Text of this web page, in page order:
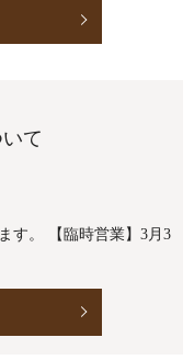
て
す。 【臨時営業】3月3